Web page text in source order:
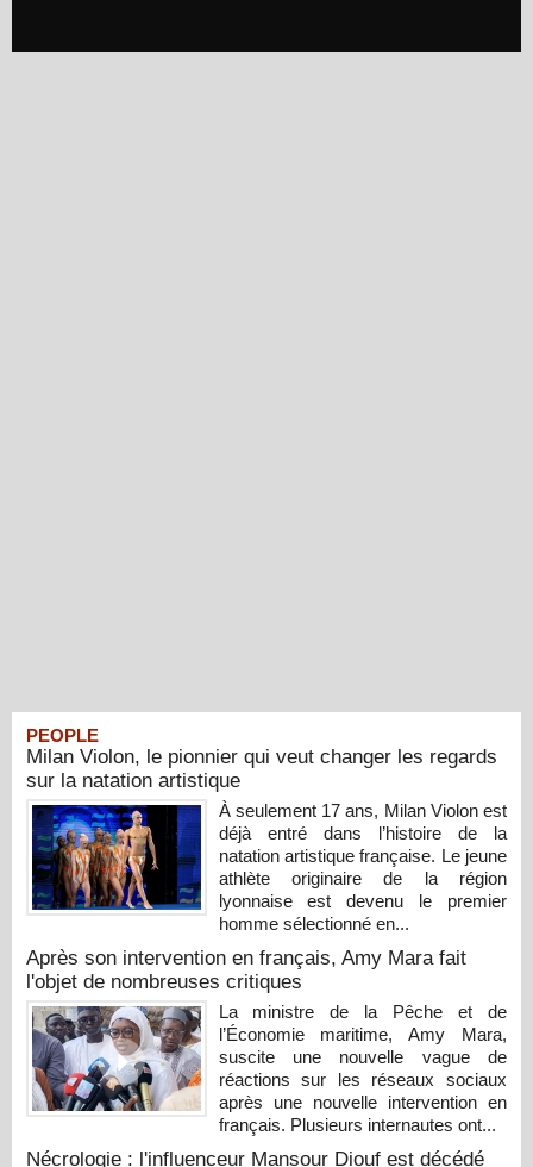
PEOPLE
Milan Violon, le pionnier qui veut changer les regards
sur la natation artistique
À seulement 17 ans, Milan Violon est
déjà entré dans l’histoire de la
natation artistique française. Le jeune
athlète originaire de la région
lyonnaise est devenu le premier
homme sélectionné en...
Après son intervention en français, Amy Mara fait
l'objet de nombreuses critiques
La ministre de la Pêche et de
l’Économie maritime, Amy Mara,
suscite une nouvelle vague de
réactions sur les réseaux sociaux
après une nouvelle intervention en
français. Plusieurs internautes ont...
Nécrologie : l'influenceur Mansour Diouf est décédé